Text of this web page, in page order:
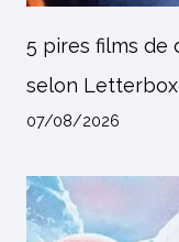
5 pires films de
selon
07/08/2026